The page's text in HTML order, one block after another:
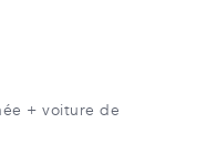
+ voiture de